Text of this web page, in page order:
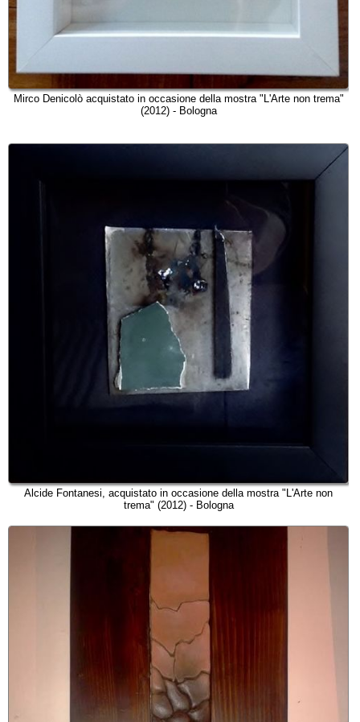
Mirco Denicolò acquistato in occasione della mostra "L'Arte non trema"
(2012) - Bologna
Alcide Fontanesi, acquistato in occasione della mostra "L'Arte non
trema" (2012) - Bologna